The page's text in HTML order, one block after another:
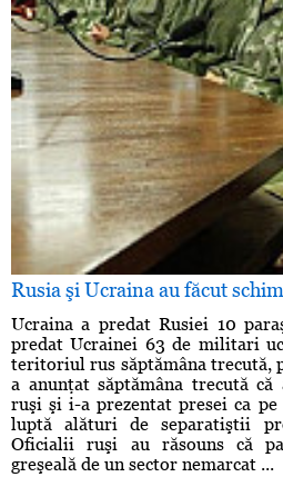
Rusia şi Ucraina au făcut
Ucraina a predat Rusiei 10
predat Ucrainei 63 de militari
teritoriul rus săptămâna trecută,
a anunţat săptămâna trecută
ruşi şi i-a prezentat presei ca
luptă alături de separatiştii
Oficialii ruşi au răsouns că
greşeală de un sector nemarcat ...